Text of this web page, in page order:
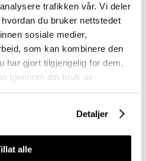
trafikken vår. Vi deler
du bruker nettstedet
sosiale medier,
som kan kombinere den
har gjort tilgjengelig for dem,
gjennom din bruk av
Detaljer
alle
vårt nyhetsbrev